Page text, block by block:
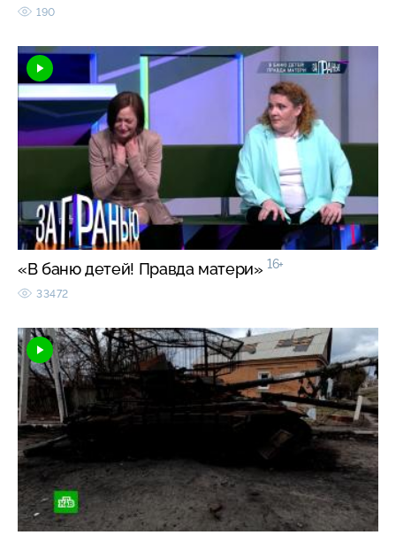
190
«В баню детей! Правда матери» 16+
33472